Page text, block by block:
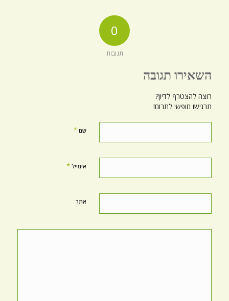
0
תגובות
השאירו תגובה
רוצה להצטרף לדיון?
תרגישו חופשי לתרום!
שם *
אימייל *
אתר